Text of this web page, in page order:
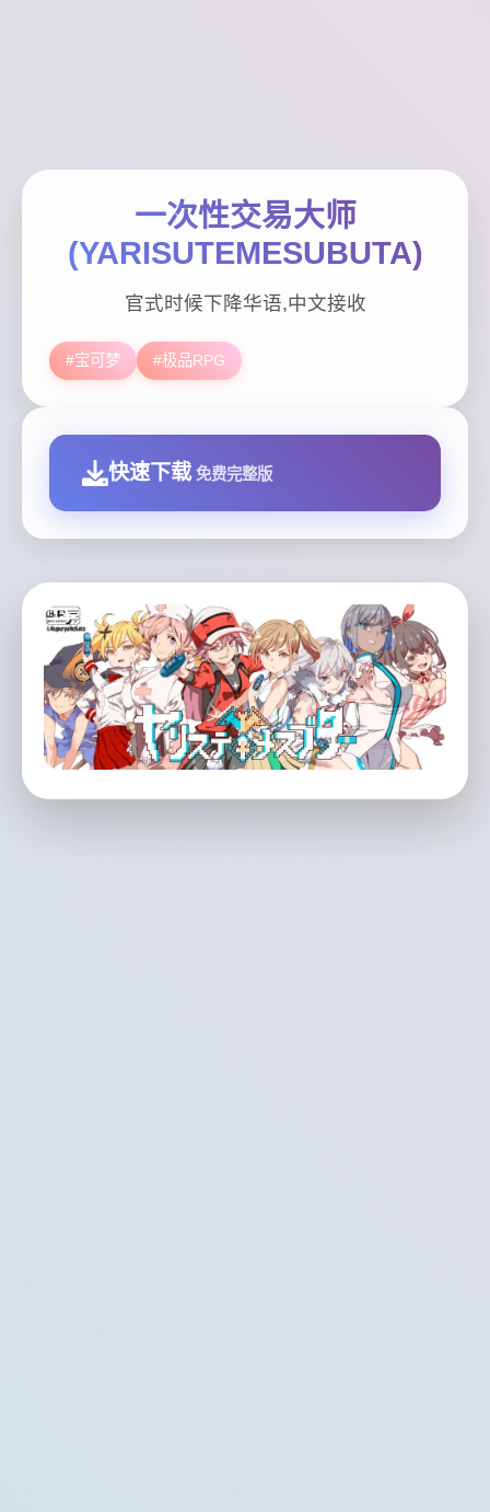
一次性交易大师
(YARISUTEMESUBUTA)
官式时候下降华语,中文接收
#宝可梦 #极品RPG
快速下载 免费完整版